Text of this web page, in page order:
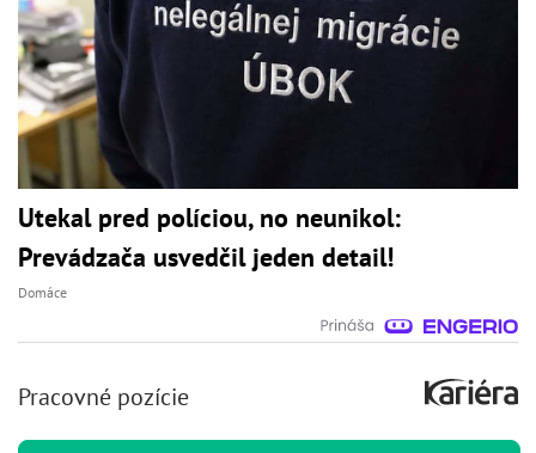
Utekal pred políciou, no neunikol:
Prevádzača usvedčil jeden detail!
Domáce
Pracovné pozície